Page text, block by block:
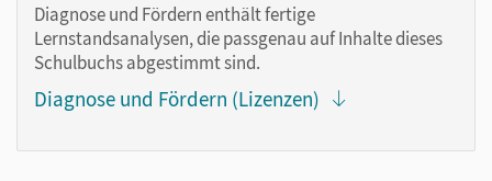
Lesezeichen hinzufügen
Suchen im Text
Diagnose und Fördern enthält fertige
Lernstandsanalysen, die passgenau auf Inhalte dieses
Schulbuchs abgestimmt sind.
Diagnose und Fördern (Lizenzen)